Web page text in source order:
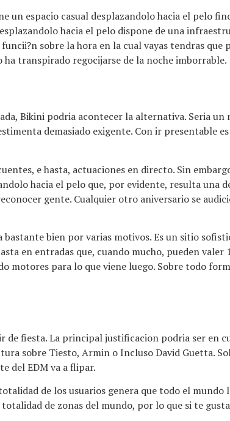
un espacio casual desplazandolo hacia el pelo
hacia el pelo dispone de una
sobre la hora en la cual vayas tendras que
transpirado regocijarse de la noche imborrable.
Bikini podria acontecer la alternativa. Seri­a un
demasiado exigente. Con ir presentable
e hasta, actuaciones en directo. Sin
hacia el pelo que, por evidente, resulta una
gente. Cualquier otro aniversario se
bien por varias motivos. Es un sitio
en entradas que, cuando mucho, pueden valer
motores para lo que viene luego. Sobre todo
de fiesta. La principal justificacion podri­a ser en
sobre Tiesto, Armin o Incluso David Guetta.
del EDM va a flipar.
de los usuarios genera que todo el mundo
de zonas del mundo, por lo que si te